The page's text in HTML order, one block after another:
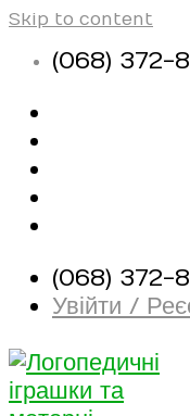
Skip to content
(068) 372-
(068) 372-
Увійти /